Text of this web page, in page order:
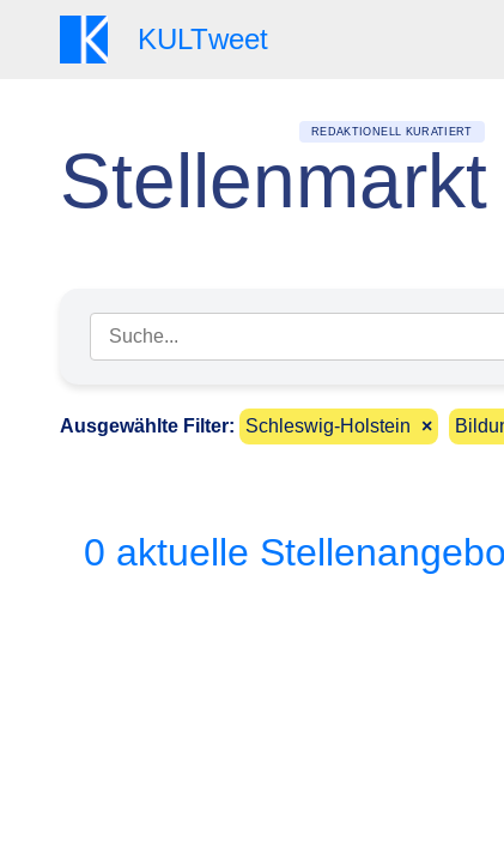
KULTweet
REDAKTIONELL KURATIERT
Stellenmarkt
Suchbegriff eingeben
Ausgewählte Filter: Schleswig-Holstein ×
0 aktuelle